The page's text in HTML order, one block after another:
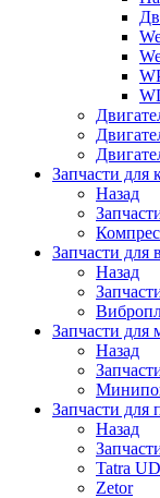
Запчасти для
Назад
Запчасти для
Назад
Запчасти для
Назад
Запчасти
Назад
Tatra
Zetor